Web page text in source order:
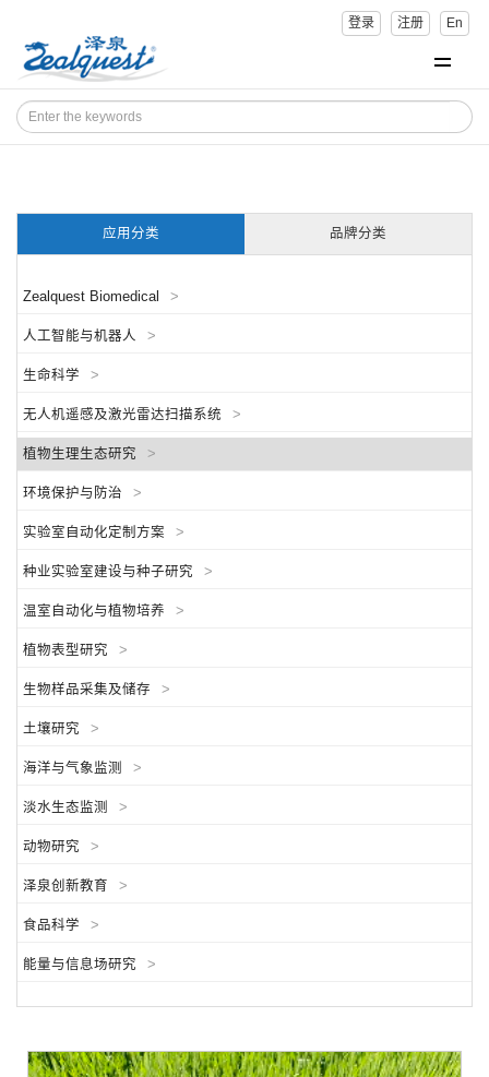
登录 注册 En
应用分类 品牌分类
Zealquest Biomedical >
人工智能与机器人 >
生命科学 >
无人机遥感及激光雷达扫描系统 >
植物生理生态研究 >
环境保护与防治 >
实验室自动化定制方案 >
种业实验室建设与种子研究 >
温室自动化与植物培养 >
植物表型研究 >
生物样品采集及储存 >
土壤研究 >
海洋与气象监测 >
淡水生态监测 >
动物研究 >
泽泉创新教育 >
食品科学 >
能量与信息场研究 >